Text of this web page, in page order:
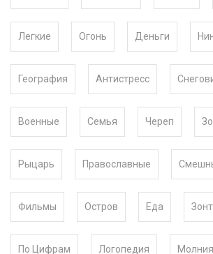
Легкие Огонь Деньги
География Антистресс
Военные Семья Череп
Рыцарь Православные
Фильмы Остров Еда
По Цифрам Логопедия Молния